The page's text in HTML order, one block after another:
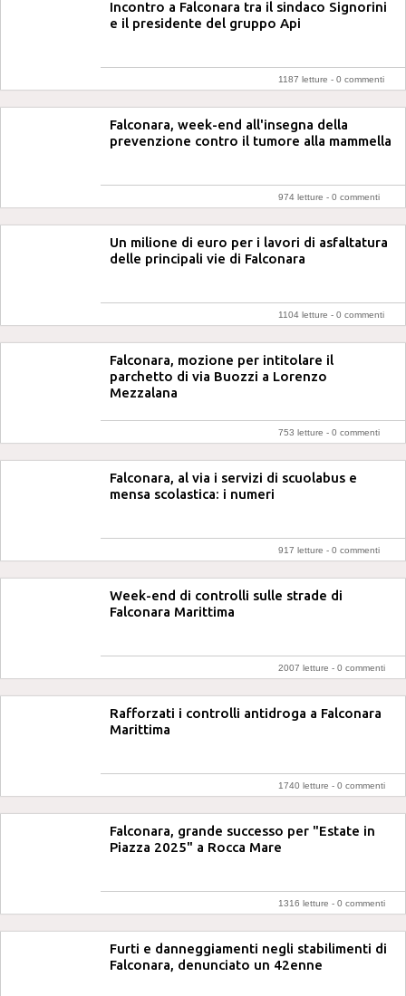
Incontro a Falconara tra il sindaco Signorini
e il presidente del gruppo Api
1187 letture - 0 commenti
Falconara, week-end all'insegna della
prevenzione contro il tumore alla mammella
974 letture - 0 commenti
Un milione di euro per i lavori di asfaltatura
delle principali vie di Falconara
1104 letture - 0 commenti
Falconara, mozione per intitolare il
parchetto di via Buozzi a Lorenzo
Mezzalana
753 letture - 0 commenti
Falconara, al via i servizi di scuolabus e
mensa scolastica: i numeri
917 letture - 0 commenti
Week-end di controlli sulle strade di
Falconara Marittima
2007 letture - 0 commenti
Rafforzati i controlli antidroga a Falconara
Marittima
1740 letture - 0 commenti
Falconara, grande successo per "Estate in
Piazza 2025" a Rocca Mare
1316 letture - 0 commenti
Furti e danneggiamenti negli stabilimenti di
Falconara, denunciato un 42enne